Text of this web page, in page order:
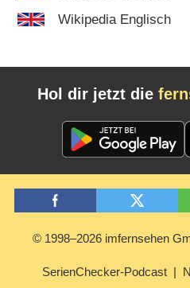
Wikipedia Englisch
Hol dir jetzt die
© 1998–2026 imfernsehen
SerienChecker-Podcast